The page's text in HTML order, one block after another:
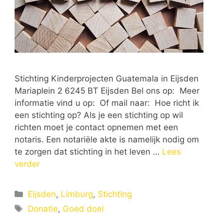
Stichting Kinderprojecten Guatemala in Eijsden
Mariaplein 2 6245 BT Eijsden Bel ons op: Meer
informatie vind u op: Of mail naar: Hoe richt ik
een stichting op? Als je een stichting op wil
richten moet je contact opnemen met een
notaris. Een notariële akte is namelijk nodig om
te zorgen dat stichting in het leven … Lees
verder
Categorieën
Eijsden, Limburg, Stichting
Tags
Donatie, Goed doel